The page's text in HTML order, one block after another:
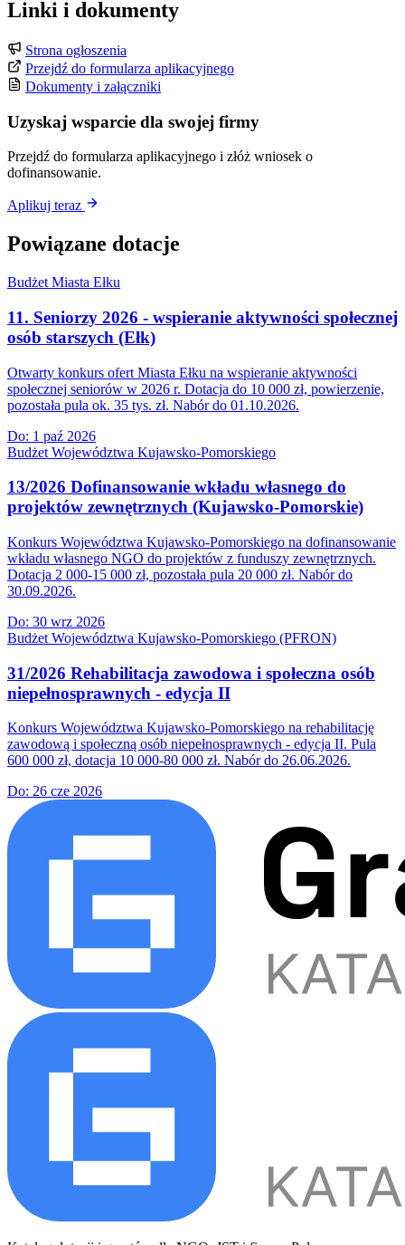
Linki i dokumenty
Strona ogłoszenia
Przejdź do formularza aplikacyjnego
Dokumenty i załączniki
Uzyskaj wsparcie dla swojej firmy
Przejdź do formularza aplikacyjnego i złóż wniosek o
dofinansowanie.
Aplikuj teraz
Powiązane dotacje
Budżet Miasta Ełku
11. Seniorzy 2026 - wspieranie aktywności społecznej
osób starszych (Ełk)
Otwarty konkurs ofert Miasta Ełku na wspieranie aktywności
społecznej seniorów w 2026 r. Dotacja do 10 000 zł, powierzenie,
pozostała pula ok. 35 tys. zł. Nabór do 01.10.2026.
Do: 1 paź 2026
Budżet Województwa Kujawsko-Pomorskiego
13/2026 Dofinansowanie wkładu własnego do
projektów zewnętrznych (Kujawsko-Pomorskie)
Konkurs Województwa Kujawsko-Pomorskiego na dofinansowanie
wkładu własnego NGO do projektów z funduszy zewnętrznych.
Dotacja 2 000-15 000 zł, pozostała pula 20 000 zł. Nabór do
30.09.2026.
Do: 30 wrz 2026
Budżet Województwa Kujawsko-Pomorskiego (PFRON)
31/2026 Rehabilitacja zawodowa i społeczna osób
niepełnosprawnych - edycja II
Konkurs Województwa Kujawsko-Pomorskiego na rehabilitację
zawodową i społeczną osób niepełnosprawnych - edycja II. Pula
600 000 zł, dotacja 10 000-80 000 zł. Nabór do 26.06.2026.
Do: 26 cze 2026